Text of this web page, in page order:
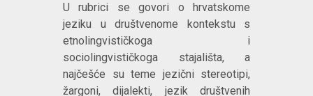
U rubrici se govori o hrvatskome
jeziku u društvenome kontekstu s
etnolingvističkoga i
sociolingvističkoga stajališta, a
najčešće su teme jezični stereotipi,
žargoni, dijalekti, jezik društvenih